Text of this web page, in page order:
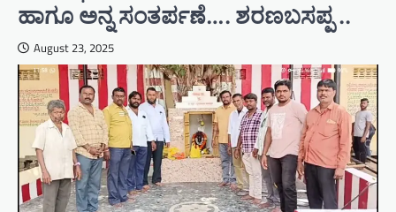
ಹಾಗೂ ಅನ್ನ ಸಂತರ್ಪಣೆ…. ಶರಣಬಸಪ್ಪ ..
August 23, 2025